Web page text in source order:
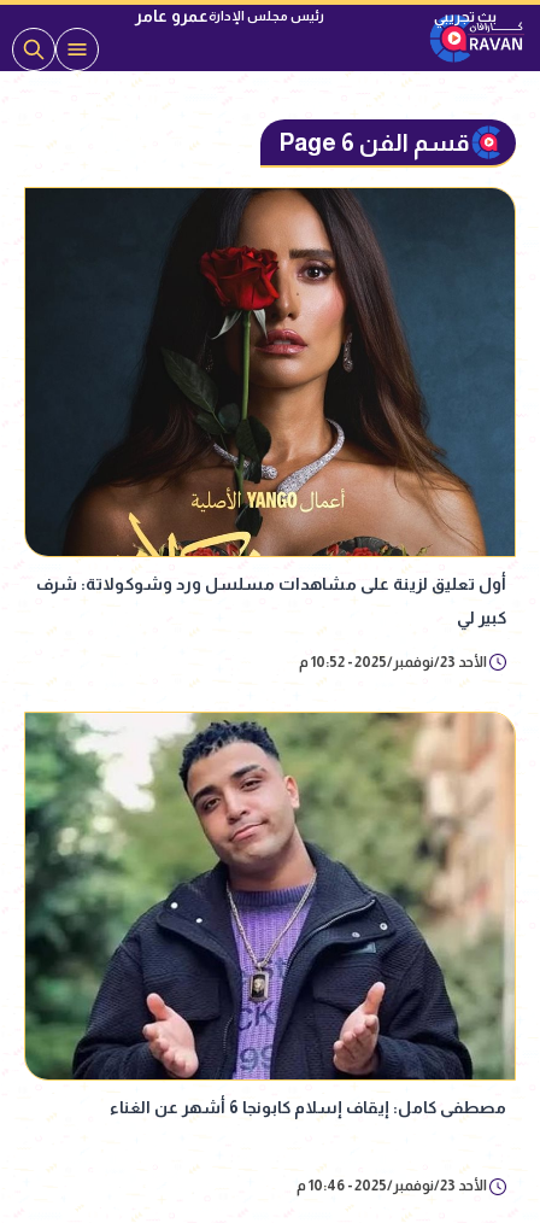
رئيس مجلس الإدارةعمرو عامر
قسم الفن Page 6
أول تعليق لزينة على مشاهدات مسلسل ورد وشوكولاتة: شرف
كبير لي
الأحد 23/نوفمبر/2025 - 10:52 م
مصطفى كامل: إيقاف إسلام كابونجا 6 أشهر عن الغناء
الأحد 23/نوفمبر/2025 - 10:46 م